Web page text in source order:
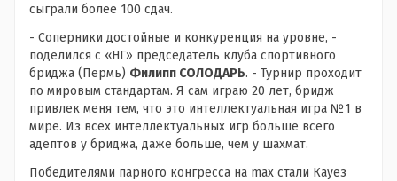
сыграли более 100 сдач.
- Соперники достойные и конкуренция на уровне, -
поделился с «НГ» председатель клуба спортивного
бриджа (Пермь) Филипп СОЛОДАРЬ. - Турнир проходит
по мировым стандартам. Я сам играю 20 лет, бридж
привлек меня тем, что это интеллектуальная игра №1 в
мире. Из всех интеллектуальных игр больше всего
адептов у бриджа, даже больше, чем у шахмат.
Победителями парного конгресса на max стали Кауез